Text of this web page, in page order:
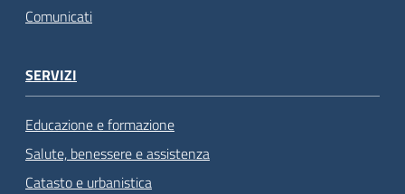
Comunicati
SERVIZI
Educazione e formazione
Salute, benessere e assistenza
Catasto e urbanistica